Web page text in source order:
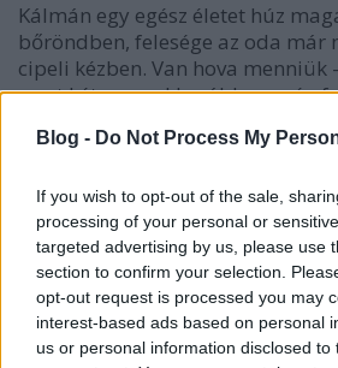
Blog - Do Not Process My
If you wish to opt-out of the sale,
processing of your personal or
targeted advertising by us, please use
section to confirm your selection.
opt-out request is processed you may
interest-based ads based on personal
us or personal information disclosed
Kálmán egy egész életet húz
bőröndben, felesége az oda már
cipeli kézben. Van hova menniük
mert két nappal korábban még
róla, lesz-e egyáltalán tető a
szeptemberben fog szülni. Nekik